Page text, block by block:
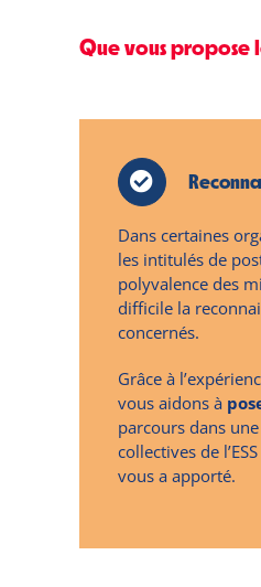
Que vous propose
Dans certaines
les intitulés de
polyvalence des
difficile la
concernés.
Grâce à
vous aidons à
parcours dans
collectives de
vous a apporté.